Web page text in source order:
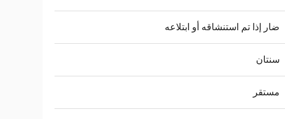
ضار إذا تم استنشاقه أو ابتلاعه
سنتان
مستقر